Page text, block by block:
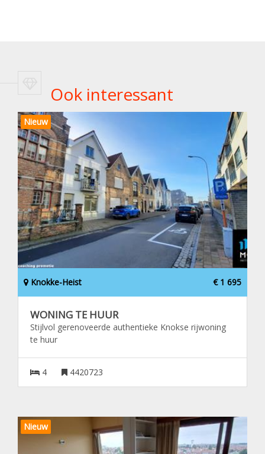
Ook interessant
Nieuw
Knokke-Heist € 1 695
WONING TE HUUR
Stijlvol gerenoveerde authentieke Knokse rijwoning
te huur
4 4420723
Nieuw